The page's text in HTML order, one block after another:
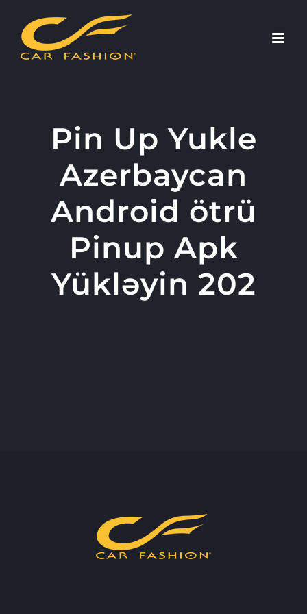
content
Pin Up Yukle
Azerbaycan
Android ötrü
Pinup Apk
Yükləyin 202